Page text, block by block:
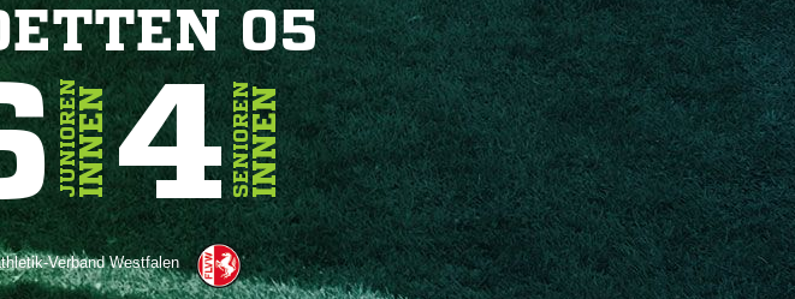
05
JUNIORENINNEN4SENIORENINNEN
Verband Westfalen